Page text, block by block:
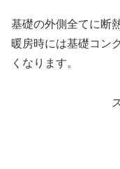
基礎の外側全てに断
暖房時には基礎コン
くなります。